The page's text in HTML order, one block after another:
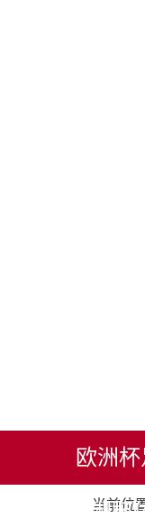
欧洲
欧洲
当前位